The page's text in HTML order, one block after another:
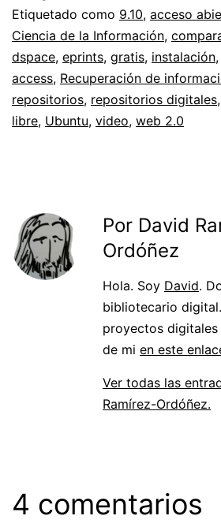
Etiquetado como 9.10, acceso
Ciencia de la Información,
dspace, eprints, gratis, instalación,
access, Recuperación de
repositorios, repositorios digitales,
libre, Ubuntu, video, web 2.0
Por David
Ordóñez
Hola. Soy David.
bibliotecario
proyectos
de mi en este
Ver todas las
Ramírez-Ordóñez.
4 comentarios